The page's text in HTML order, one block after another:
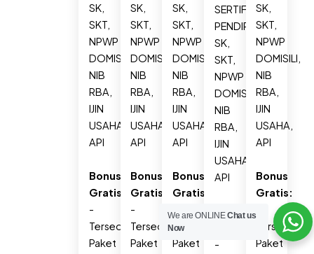
SK,
SKT,
NPWP
DOMISILI,
NIB
RBA,
IJIN
USAHA,
API
Bonus
Gratis:
-
Tersedia
Paket
SK,
SKT,
NPWP
DOMISILI,
NIB
RBA,
IJIN
USAHA,
API
Bonus
Gratis:
-
Tersedia
Paket
SK,
SKT,
NPWP
DOMISILI,
NIB
RBA,
IJIN
USAHA,
API
Bonus
Gratis:
Tersedia
Paket
SERTIFIKAT
PENDIRIAN,
SK,
SKT,
NPWP
DOMISILI,
NIB
RBA,
IJIN
USAHA,
API
Bonus
-
SK,
SKT,
NPWP
DOMISILI,
NIB
RBA,
IJIN
USAHA,
API
Bonus
Gratis:
Tersedia
Paket
We are ONLINEChat us
Now